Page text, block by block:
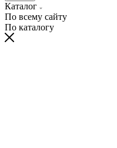
Каталог
По всему сайту
По каталогу